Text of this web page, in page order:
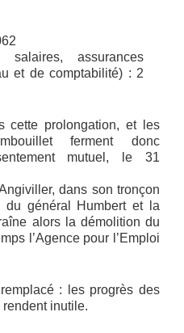
assurances
et de comptabilité) : 2
cette prolongation, et les
ferment donc
mutuel, le 31
dans son tronçon
général Humbert et la
alors la démolition du
l’Agence pour l’Emploi
remplacé : les progrès des
inutile.